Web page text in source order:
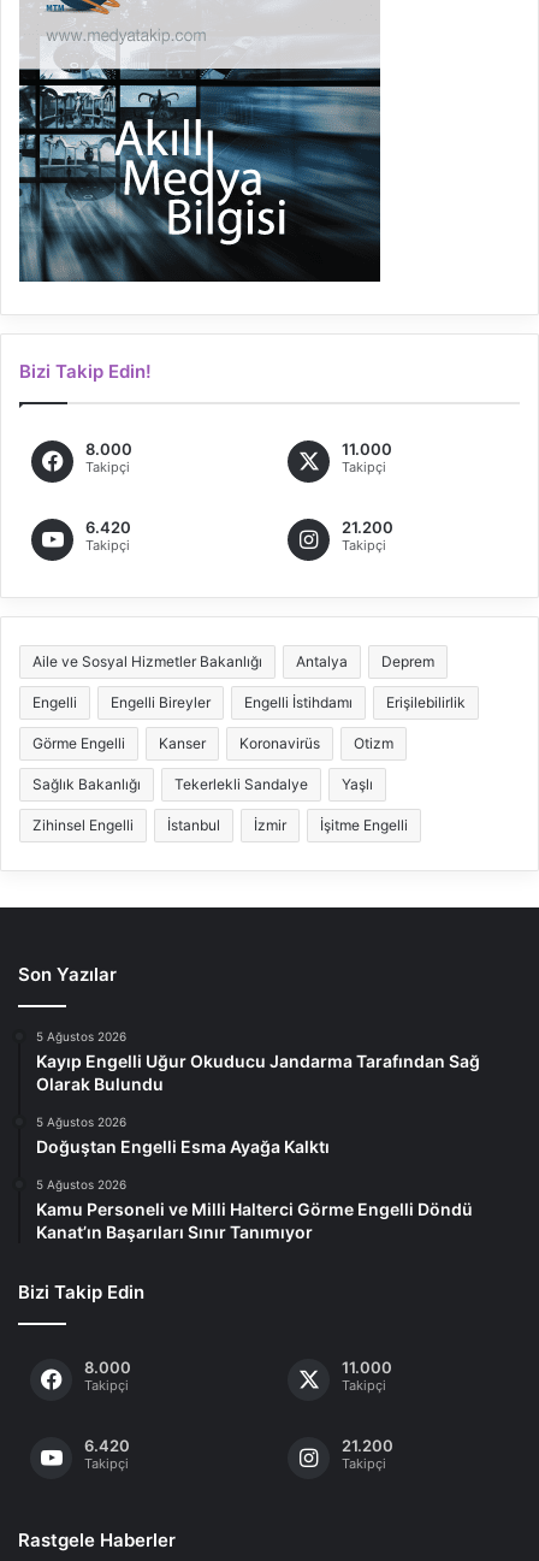
Bizi Takip Edin!
8.000
Takipçi
11.000
Takipçi
6.420
Takipçi
21.200
Takipçi
Aile ve Sosyal Hizmetler Bakanlığı Antalya Deprem
Engelli Engelli Bireyler Engelli İstihdamı Erişilebilirlik
Görme Engelli Kanser Koronavirüs Otizm
Sağlık Bakanlığı Tekerlekli Sandalye Yaşlı
Zihinsel Engelli İstanbul İzmir İşitme Engelli
Son Yazılar
5 Ağustos 2026
Kayıp Engelli Uğur Okuducu Jandarma Tarafından Sağ
Olarak Bulundu
5 Ağustos 2026
Doğuştan Engelli Esma Ayağa Kalktı
5 Ağustos 2026
Kamu Personeli ve Milli Halterci Görme Engelli Döndü
Kanat’ın Başarıları Sınır Tanımıyor
Bizi Takip Edin
8.000
Takipçi
11.000
Takipçi
6.420
Takipçi
21.200
Takipçi
Rastgele Haberler